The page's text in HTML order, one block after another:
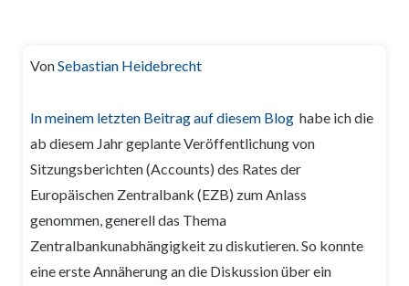
VonSebastian Heidebrecht
In meinem letzten Beitrag auf diesem Bloghabe ich die
ab diesem Jahr geplante Veröffentlichung von
Sitzungsberichten (Accounts) des Rates der
Europäischen Zentralbank (EZB) zum Anlass
genommen, generell das Thema
Zentralbankunabhängigkeit zu diskutieren. So konnte
eine erste Annäherung an die Diskussion über ein